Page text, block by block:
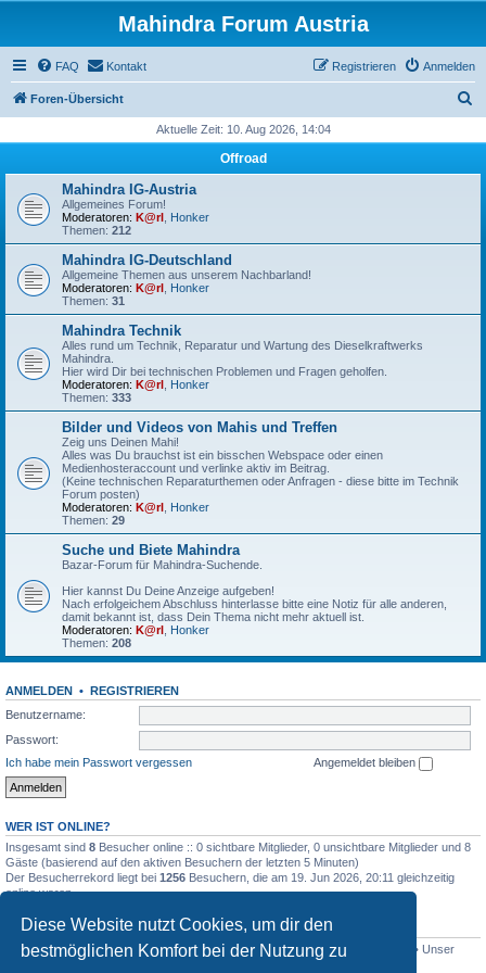
Diese Website nutzt Cookies, um dir den
bestmöglichen Komfort bei der Nutzung zu
Mahindra Forum Austria
FAQ Kontakt Anmelden
Registrieren
Foren-Übersicht
h
Aktuelle Zeit: 10. Aug 2026, 14:04
Offroad
Mahindra IG-Austria
Allgemeines Forum!
Moderatoren: K@rl Honker
Themen: 212
Mahindra IG-Deutschland
Allgemeine Themen aus unserem Nachbarland!
Moderatoren: K@rl Honker
Themen: 31
Mahindra Technik
Alles rund um Technik, Reparatur und Wartung des Dieselkraftwerks
Mahindra.
Hier wird Dir bei technischen Problemen und Fragen geholfen.
Moderatoren: K@rl Honker
Themen: 333
Bilder und Videos von Mahis und Treffen
Zeig uns Deinen Mahi!
Alles was Du brauchst ist ein bisschen Webspace oder einen
Medienhosteraccount und verlinke aktiv im Beitrag.
(Keine technischen Reparaturthemen oder Anfragen - diese bitte im Technik
Forum posten)
Moderatoren: K@rl Honker
Themen: 29
Suche und Biete Mahindra
Bazar-Forum für Mahindra-Suchende.
Hier kannst Du Deine Anzeige aufgeben!
Nach erfolgeichem Abschluss hinterlasse bitte eine Notiz für alle anderen,
damit bekannt ist, dass Dein Thema nicht mehr aktuell ist.
Moderatoren: K@rl Honker
Themen: 208
ANMELDEN • REGISTRIEREN
Benutzername:
Passwort:
Ich habe mein Passwort vergessen
Angemeldet bleiben
WER IST ONLINE?
Insgesamt sind 8 Besucher online :: 0 sichtbare Mitglieder, 0 unsichtbare Mitglieder und 8
Gäste (basierend auf den aktiven Besuchern der letzten 5 Minuten)
Der Besucherrekord liegt bei 1256 Besuchern, die am 19. Jun 2026, 20:11 gleichzeitig
online waren.
STATISTIK
Beiträge insgesamt4518 • Themen insgesamt801 • Mitglieder insgesamt
• Unser
neuestes Mitglied: